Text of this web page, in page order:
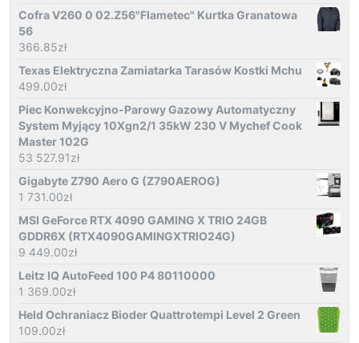
Cofra V260 0 02.Z56"Flametec" Kurtka Granatowa
56
366.85zł
Texas Elektryczna Zamiatarka Tarasów Kostki Mchu
499.00zł
Piec Konwekcyjno-Parowy Gazowy Automatyczny
System Myjący 10Xgn2/1 35kW 230 V Mychef Cook
Master 102G
53 527.91zł
Gigabyte Z790 Aero G (Z790AEROG)
1 731.00zł
MSI GeForce RTX 4090 GAMING X TRIO 24GB
GDDR6X (RTX4090GAMINGXTRIO24G)
9 449.00zł
Leitz IQ AutoFeed 100 P4 80110000
1 369.00zł
Held Ochraniacz Bioder Quattrotempi Level 2 Green
109.00zł